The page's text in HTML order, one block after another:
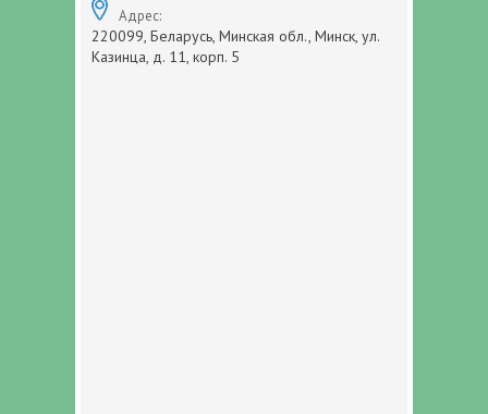
Адрес:
220099, Беларусь, Минская обл., Минск, ул.
Казинца, д. 11, корп. 5